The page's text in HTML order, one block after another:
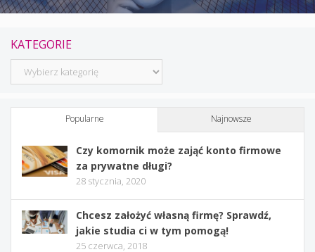
KATEGORIE
Kategorie
Popularne Najnowsze
Czy komornik może zająć konto firmowe
za prywatne długi?
28 stycznia, 2020
Chcesz założyć własną firmę? Sprawdź,
jakie studia ci w tym pomogą!
25 czerwca, 2018